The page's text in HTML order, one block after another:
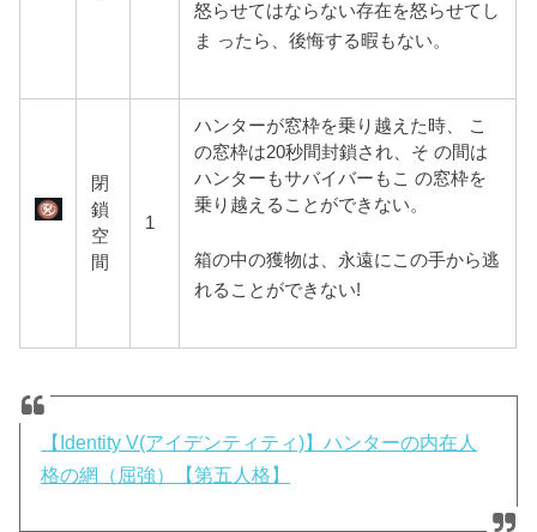
怒らせてはならない存在を怒らせてし
ま ったら、後悔する暇もない。
閉
鎖
空
間
1
ハンターが窓枠を乗り越えた時、 こ
の窓枠は20秒間封鎖され、そ の間は
ハンターもサバイバーもこ の窓枠を
乗り越えることができない。
箱の中の獲物は、永遠にこの手から逃
れることができない!
【Identity V(アイデンティティ)】ハンターの内在人
格の網（屈強）【第五人格】